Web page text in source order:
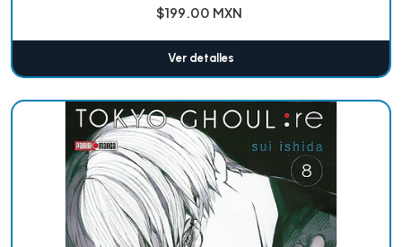
$199.00 MXN
Ver detalles